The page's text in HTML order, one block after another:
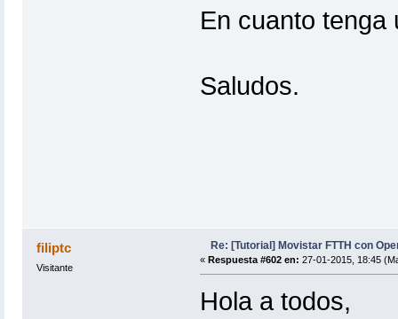
En cuanto tenga
Saludos.
filiptc
Visitante
Re: [Tutorial] Movistar FTTH con
« Respuesta #602 en: 27-01-2015, 18:45
Hola a todos,